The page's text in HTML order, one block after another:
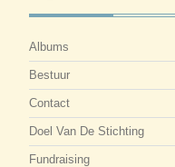
Albums
Bestuur
Contact
Doel Van De Stichting
Fundraising